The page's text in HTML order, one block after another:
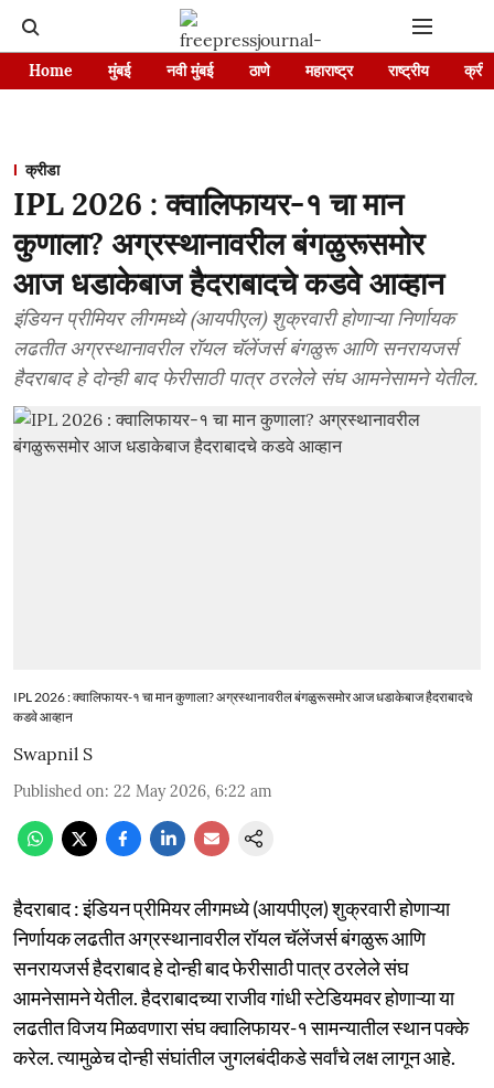
Home मुंबई नवी मुंबई ठाणे महाराष्ट्र राष्ट्रीय
क्रीडा
IPL 2026 : क्वालिफायर-१ चा मान
कुणाला? अग्रस्थानावरील बंगळुरूसमोर
आज धडाकेबाज हैदराबादचे कडवे आव्हान
इंडियन प्रीमियर लीगमध्ये (आयपीएल) शुक्रवारी होणाऱ्या निर्णायक
लढतीत अग्रस्थानावरील रॉयल चॅलेंजर्स बंगळुरू आणि सनरायजर्स
हैदराबाद हे दोन्ही बाद फेरीसाठी पात्र ठरलेले संघ आमनेसामने येतील.
IPL 2026 : क्वालिफायर-१ चा मान कुणाला? अग्रस्थानावरील बंगळुरूसमोर आज धडाकेबाज हैदराबादचे
कडवे आव्हान
Swapnil S
Published on: 22 May 2026, 6:22 am
हैदराबाद : इंडियन प्रीमियर लीगमध्ये (आयपीएल) शुक्रवारी होणाऱ्या
निर्णायक लढतीत अग्रस्थानावरील रॉयल चॅलेंजर्स बंगळुरू आणि
सनरायजर्स हैदराबाद हे दोन्ही बाद फेरीसाठी पात्र ठरलेले संघ
आमनेसामने येतील. हैदराबादच्या राजीव गांधी स्टेडियमवर होणाऱ्या या
लढतीत विजय मिळवणारा संघ क्वालिफायर-१ सामन्यातील स्थान पक्के
करेल. त्यामुळेच दोन्ही संघांतील जुगलबंदीकडे सर्वांचे लक्ष लागून आहे.